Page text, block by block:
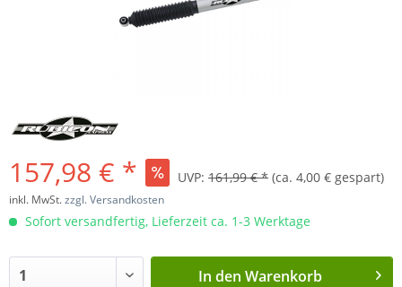
157,98 € * UVP: 161,99 € * (ca. 4,00 € gespart)
inkl. MwSt.zzgl. Versandkosten
Sofort versandfertig, Lieferzeit ca. 1-3 Werktage
In den Warenkorb